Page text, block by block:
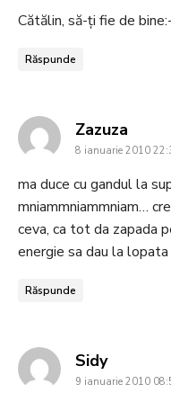
Cătălin, să-ți fie de
Răspunde
Zazuza
8 ianuarie 2010
ma duce cu gandul la
mniammniammniam…
ceva, ca tot da zapada
energie sa dau la
Răspunde
Sidysays:
9 ianuarie 2010